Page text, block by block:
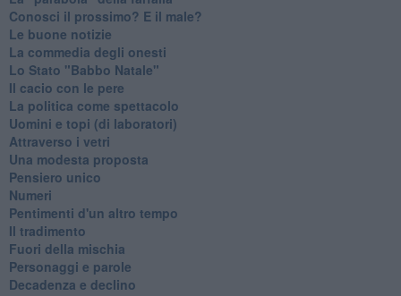
Conosci il prossimo? E il male?
Le buone notizie
La commedia degli onesti
Lo Stato "Babbo Natale"
Il cacio con le pere
La politica come spettacolo
Uomini e topi (di laboratori)
Attraverso i vetri
Una modesta proposta
Pensiero unico
Numeri
Pentimenti d'un altro tempo
Il tradimento
Fuori della mischia
Personaggi e parole
Decadenza e declino